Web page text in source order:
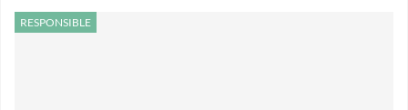
RESPONSIBLE
Produktbilder Matbord 'Bakkafrost' 240x100cm -